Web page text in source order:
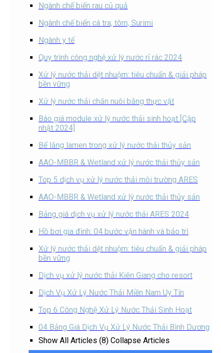
Ngành chế biến rau củ quả
Ngành chế biến cá tra, tôm, Surimi
Ngành y tế
Quy trình công nghệ xử lý nước rỉ rác 2024
Xử lý nước thải dệt nhuộm: tiêu chuẩn & giải pháp
bền vững
Xử lý nước thải chăn nuôi bằng thực vật
Báo giá module xử lý nước thải sinh hoạt [Cập
nhật 2024]
Bể lắng lamen trong xử lý nước thải thủy sản
AAO-MBBR & Wetland xử lý nước thải thủy sản
Top 5 dịch vụ xử lý nước thải môi trường ARES
AAO-MBBR & Wetland xử lý nước thải thủy sản
Bảng giá dịch vụ xử lý nước thải ARES 2024
Hồ bơi gia đình: 04 bước vận hành và bảo trì
Xử lý nước thải dệt nhuộm: tiêu chuẩn & giải pháp
bền vững
Dịch vụ xử lý nước thải Kiên Giang cho resort
Dịch Vụ Xử Lý Nước Thải Miền Nam Uy Tín
Top 6 Công Nghệ Xử Lý Nước Thải Sinh Hoạt
04 Bảng Giá Dịch Vụ Xử Lý Nước Thải Bình Dương
Show All Articles (8) Collapse Articles